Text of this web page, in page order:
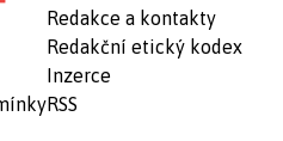
Redakce a kontakty
Redakční etický kodex
Inzerce
RSS